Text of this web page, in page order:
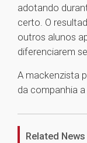
adotando
certo. O
outros alunos
diferenciarem
A mackenzista
da companhia
Related News